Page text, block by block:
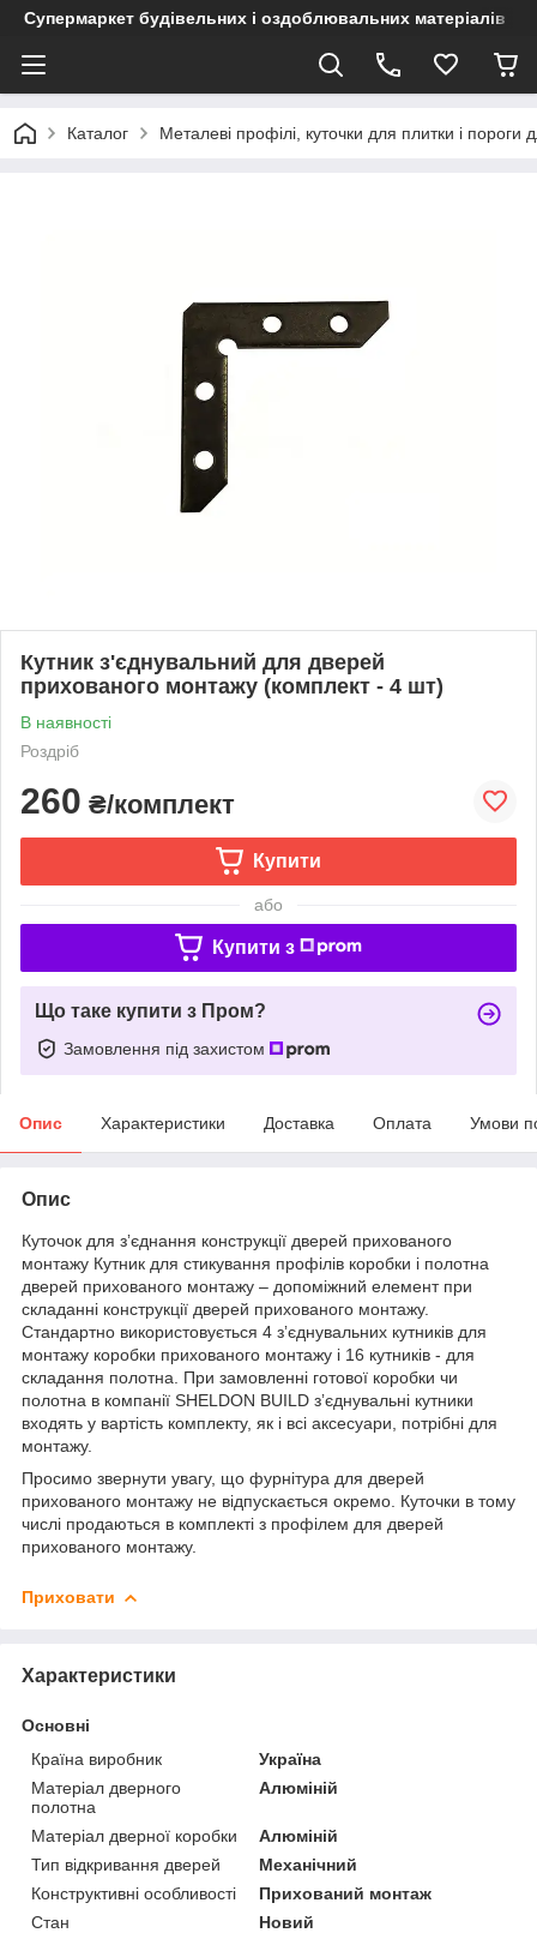
Супермаркет будівельних і оздоблювальних матеріалів
Каталог Металеві профілі, куточки для плитки і пороги
Кутник з'єднувальний для дверей
прихованого монтажу (комплект - 4 шт)
В наявності
Роздріб
260 ₴/комплект
Купити
або
Купити з
Що таке купити з Пром?
Замовлення під захистом
Опис Характеристики Доставка Оплата Умови
Опис
Куточок для зʼєднання конструкції дверей прихованого
монтажу Кутник для стикування профілів коробки і полотна
дверей прихованого монтажу – допоміжний елемент при
складанні конструкції дверей прихованого монтажу.
Стандартно використовується 4 зʼєднувальних кутників для
монтажу коробки прихованого монтажу і 16 кутників - для
складання полотна. При замовленні готової коробки чи
полотна в компанії SHELDON BUILD зʼєднувальні кутники
входять у вартість комплекту, як і всі аксесуари, потрібні для
монтажу.
Просимо звернути увагу, що фурнітура для дверей
прихованого монтажу не відпускається окремо. Куточки в тому
числі продаються в комплекті з профілем для дверей
прихованого монтажу.
Приховати
Характеристики
Основні
Країна виробник
Україна
Матеріал дверного
полотна
Алюміній
Матеріал дверної коробки
Алюміній
Тип відкривання дверей
Механічний
Конструктивні особливості
Прихований монтаж
Стан
Новий